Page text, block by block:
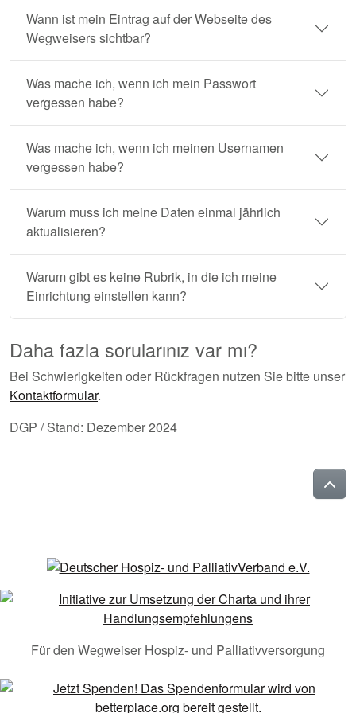
Wann ist mein Eintrag auf der Webseite des
Wegweisers sichtbar?
Was mache ich, wenn ich mein Passwort
vergessen habe?
Was mache ich, wenn ich meinen Usernamen
vergessen habe?
Warum muss ich meine Daten einmal jährlich
aktualisieren?
Warum gibt es keine Rubrik, in die ich meine
Einrichtung einstellen kann?
Daha fazla sorularınız var mı?
Bei Schwierigkeiten oder Rückfragen nutzen Sie bitte unser
Kontaktformular.
DGP / Stand: Dezember 2024
Für den Wegweiser Hospiz- und Palliativversorgung